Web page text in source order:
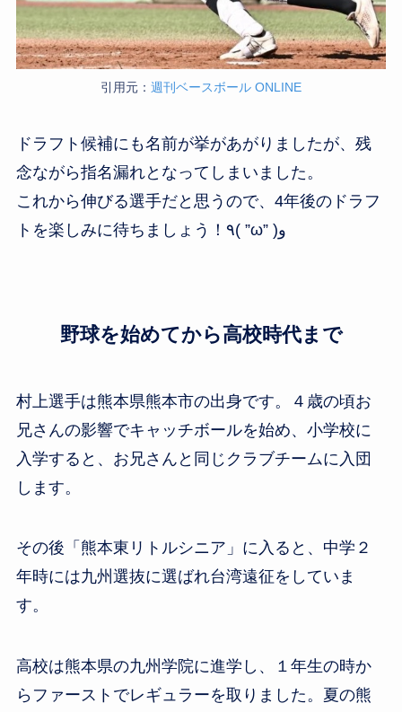
引用元： 週刊ベースボール ONLINE
ドラフト候補にも名前が挙があがりましたが、残
念ながら指名漏れとなってしまいました。
これから伸びる選手だと思うので、4年後のドラフ
トを楽しみに待ちましょう！٩( ”ω” )و
野球を始めてから高校時代まで
村上選手は熊本県熊本市の出身です。４歳の頃お
兄さんの影響でキャッチボールを始め、小学校に
入学すると、お兄さんと同じクラブチームに入団
します。
その後「熊本東リトルシニア」に入ると、中学２
年時には九州選抜に選ばれ台湾遠征をしていま
す。
高校は熊本県の九州学院に進学し、１年生の時か
らファーストでレギュラーを取りました。夏の熊